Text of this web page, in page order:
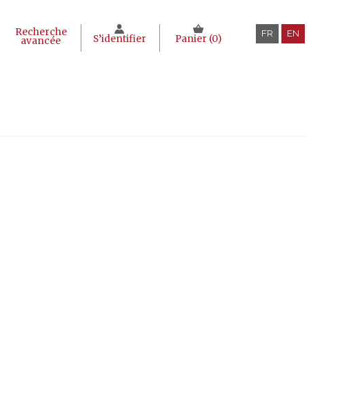
Recherche
avancée S’identifier Panier (0) FR EN